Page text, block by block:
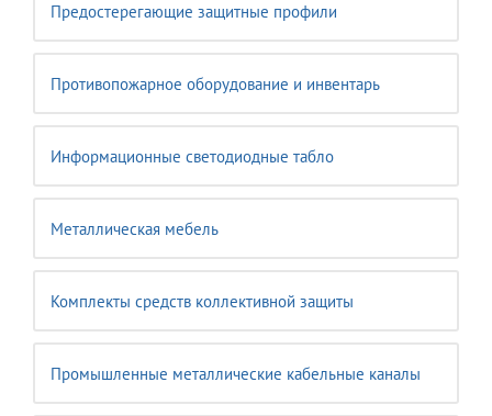
Предостерегающие защитные профили
Противопожарное оборудование и инвентарь
Информационные светодиодные табло
Металлическая мебель
Комплекты средств коллективной защиты
Промышленные металлические кабельные каналы